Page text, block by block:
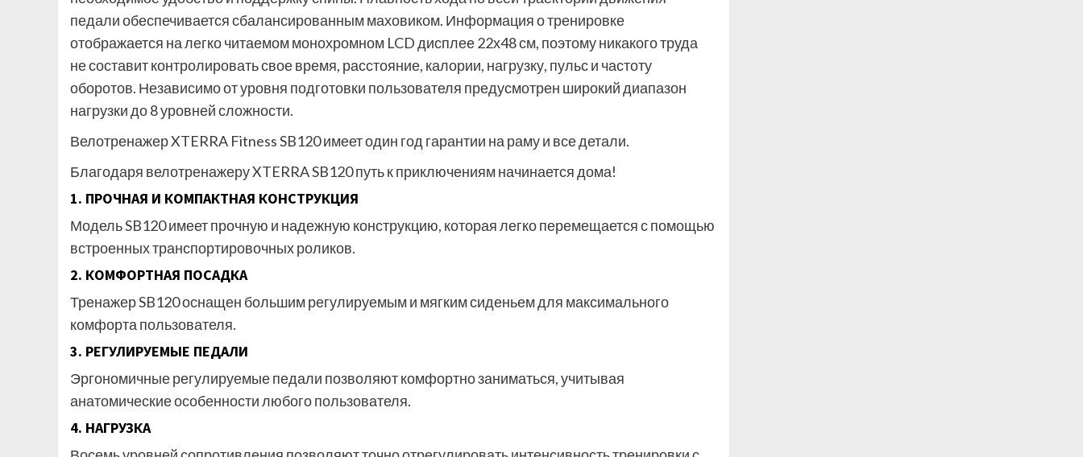
педали обеспечивается сбалансированным маховиком. Информация о тренировке
отображается на легко читаемом монохромном LCD дисплее 22х48 см, поэтому никакого труда
не составит контролировать свое время, расстояние, калории, нагрузку, пульс и частоту
оборотов. Независимо от уровня подготовки пользователя предусмотрен широкий диапазон
нагрузки до 8 уровней сложности.
Велотренажер XTERRA Fitness SB120 имеет один год гарантии на раму и все детали.
Благодаря велотренажеру XTERRA SB120 путь к приключениям начинается дома!
1. ПРОЧНАЯ И КОМПАКТНАЯ КОНСТРУКЦИЯ
Модель SB120 имеет прочную и надежную конструкцию, которая легко перемещается с помощью
встроенных транспортировочных роликов.
2. КОМФОРТНАЯ ПОСАДКА
Тренажер SB120 оснащен большим регулируемым и мягким сиденьем для максимального
комфорта пользователя.
3. РЕГУЛИРУЕМЫЕ ПЕДАЛИ
Эргономичные регулируемые педали позволяют комфортно заниматься, учитывая
анатомические особенности любого пользователя.
4. НАГРУЗКА